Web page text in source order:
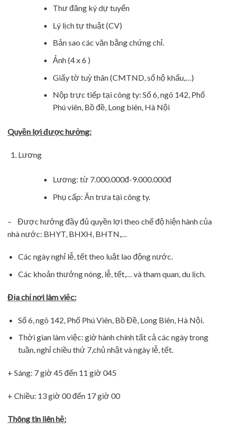
Thư đăng ký dự tuyển
Lý lịch tự thuật (CV)
Bản sao các văn bằng chứng chỉ.
Ảnh (4 x 6 )
Giấy tờ tuỳ thân (CMTND, sổ hộ khẩu,…)
Nộp trực tiếp tại công ty: Số 6, ngõ 142, Phố
Phú viên, Bồ đề, Long biên, Hà Nội
Quyền lợi được hưởng:
Lương
Lương: từ 7.000.000đ-9.000.000đ
Phụ cấp: Ăn trưa tại công ty.
– Được hưởng đầy đủ quyền lợi theo chế độ hiện hành của
nhà nước: BHYT, BHXH, BHTN,…
Các ngày nghỉ lễ, tết theo luật lao động nước.
Các khoản thưởng nóng, lễ, tết,… và tham quan, du lịch.
Địa chỉ nơi làm việc:
Số 6, ngõ 142, Phố Phú Viên, Bồ Đề, Long Biên, Hà Nội.
Thời gian làm việc: giờ hành chính tất cả các ngày trong
tuần, nghỉ chiều thứ 7,chủ nhật và ngày lễ, tết.
+ Sáng: 7 giờ 45 đến 11 giờ 045
+ Chiều: 13 giờ 00 đến 17 giờ 00
Thông tin liên hệ: